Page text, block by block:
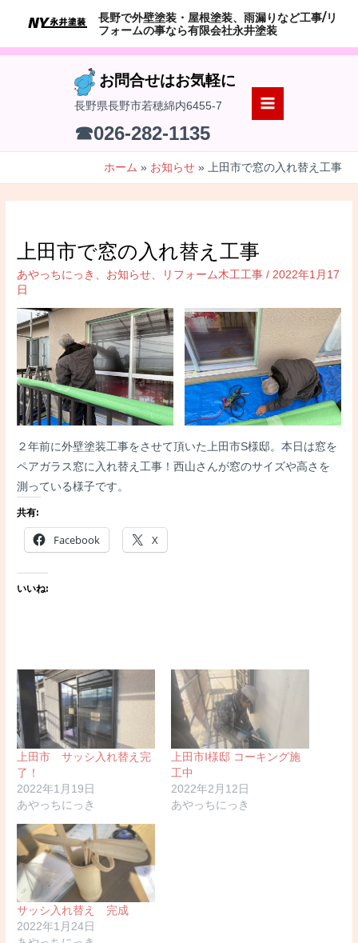
テ
長野で外壁塗装・屋根塗装、雨漏りなど工事/リ
フォームの事なら有限会社永井塗装
お問合せはお気軽に
長野県長野市若穂綿内6455-7
☎026-282-1135
MAIN
ホーム お知らせ 上田市で窓の入れ替え工事
上田市で窓の入れ替え工事
あやっちにっき お知らせ リフォーム木工工事 / 2022年1月17
日
２年前に外壁塗装工事をさせて頂いた上田市S様邸。本日は窓を
ペアガラス窓に入れ替え工事！西山さんが窓のサイズや高さを
測っている様子です。
共有:
Facebook X
いいね:
上田市 サッシ入れ替え完
了！
2022年1月19日
あやっちにっき
上田市I様邸 コーキング施
工中
2022年2月12日
あやっちにっき
サッシ入れ替え 完成
2022年1月24日